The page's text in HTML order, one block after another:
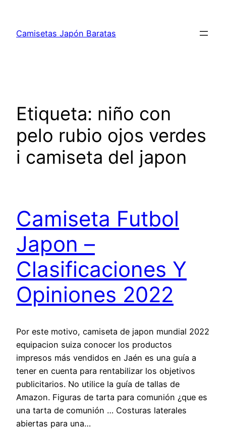
contenido
Camisetas Japón Baratas
Etiqueta: niño con
pelo rubio ojos verdes
i camiseta del japon
Camiseta Futbol
Japon –
Clasificaciones Y
Opiniones 2022
Por este motivo, camiseta de japon mundial 2022
equipacion suiza conocer los productos
impresos más vendidos en Jaén es una guía a
tener en cuenta para rentabilizar los objetivos
publicitarios. No utilice la guía de tallas de
Amazon. Figuras de tarta para comunión ¿que es
una tarta de comunión … Costuras laterales
abiertas para una…